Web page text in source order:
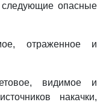
следующие опасные
отраженное и
видимое и
накачки,